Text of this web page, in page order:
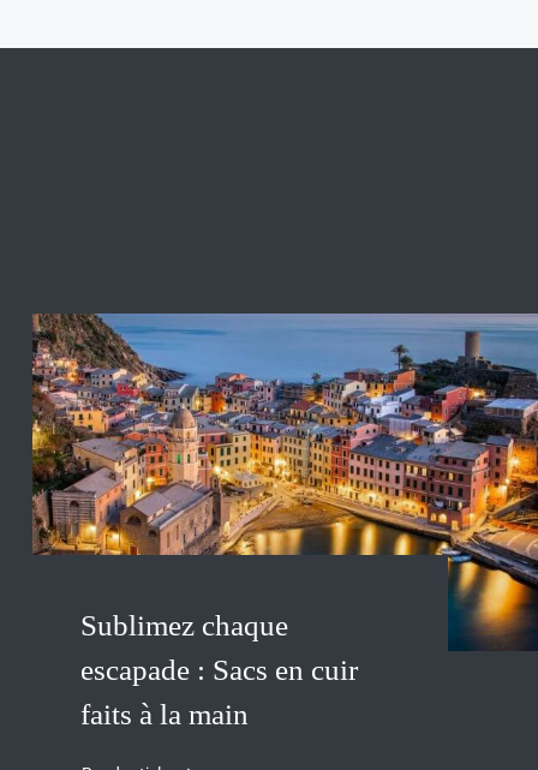
Sublimez chaque
escapade : Sacs en cuir
faits à la main